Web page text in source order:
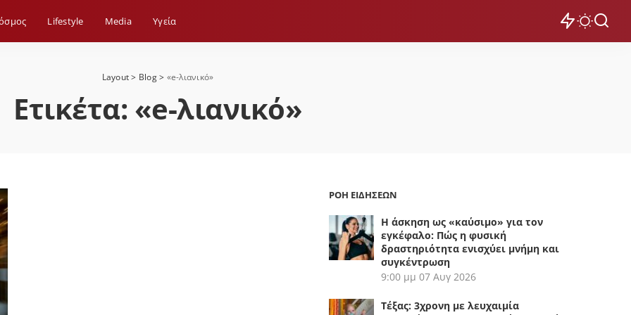
Lifestyle Media Yγεία
Layout> Blog> «e-λιανικό»
Ετικέτα: «e-λιανικό»
ΡΟΗ ΕΙΔΗΣΕΩΝ
Η άσκηση ως «καύσιμο» για τον
εγκέφαλο: Πώς η φυσική
δραστηριότητα ενισχύει μνήμη και
συγκέντρωση
9:00 μμ 07 Αυγ 2026
Τέξας: 3χρονη με λευχαιμία